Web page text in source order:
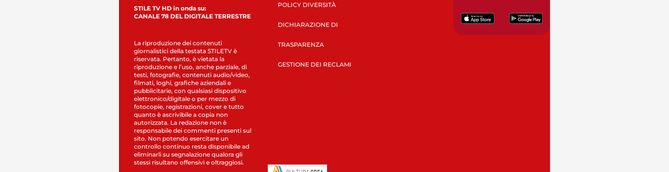
STILE TV HD in onda su:
CANALE 78 DEL DIGITALE TERRESTRE
La riproduzione dei contenuti
giornalistici della testata STILETV è
riservata. Pertanto, è vietata la
riproduzione e l’uso, anche parziale, di
testi, fotografie, contenuti audio/video,
filmati, loghi, grafiche aziendali e
pubblicitarie, con qualsiasi dispositivo
elettronico/digitale o per mezzo di
fotocopie, registrazioni, cover e tutto
quanto è ascrivibile a copia non
autorizzata. La redazione non è
responsabile dei commenti presenti sul
sito. Non potendo esercitare un
controllo continuo resta disponibile ad
eliminarli su segnalazione qualora gli
stessi risultano offensivi e oltraggiosi.
POLICY DIVERSITÀ
DICHIARAZIONE DI
TRASPARENZA
GESTIONE DEI RECLAMI